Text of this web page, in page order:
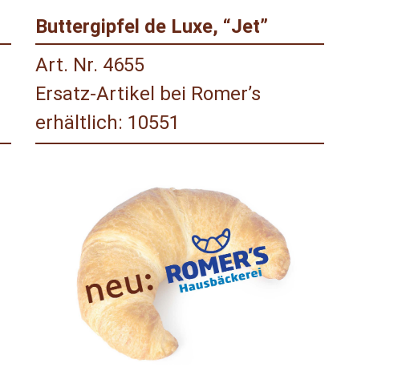
Buttergipfel de Luxe, “Jet”
Art. Nr. 4655
Ersatz-Artikel bei Romer’s
erhältlich: 10551